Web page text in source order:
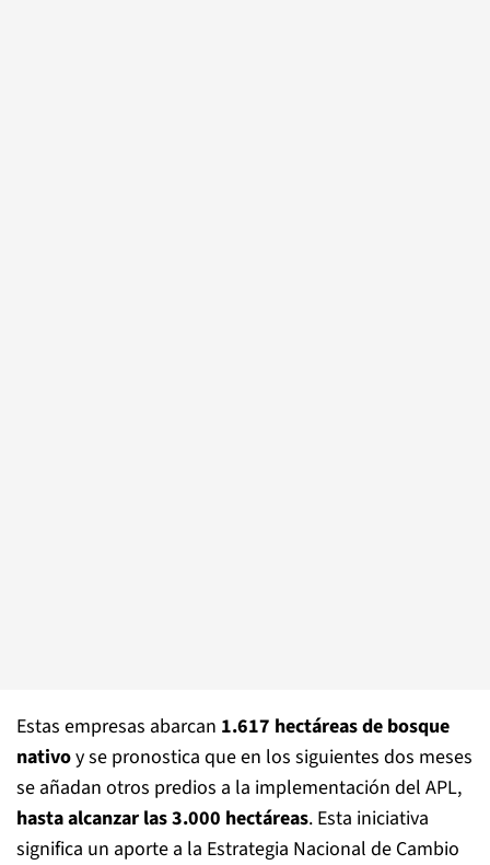
Estas empresas abarcan 1.617 hectáreas de bosque
nativoy se pronostica que en los siguientes dos meses
se añadan otros predios a la implementación del APL,
hasta alcanzar las 3.000 hectáreas. Esta iniciativa
significa un aporte a la Estrategia Nacional de Cambio